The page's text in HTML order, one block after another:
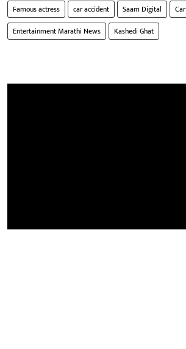
Famous actress
car accident Saam Digital
Car
Entertainment Marathi News
Kashedi Ghat